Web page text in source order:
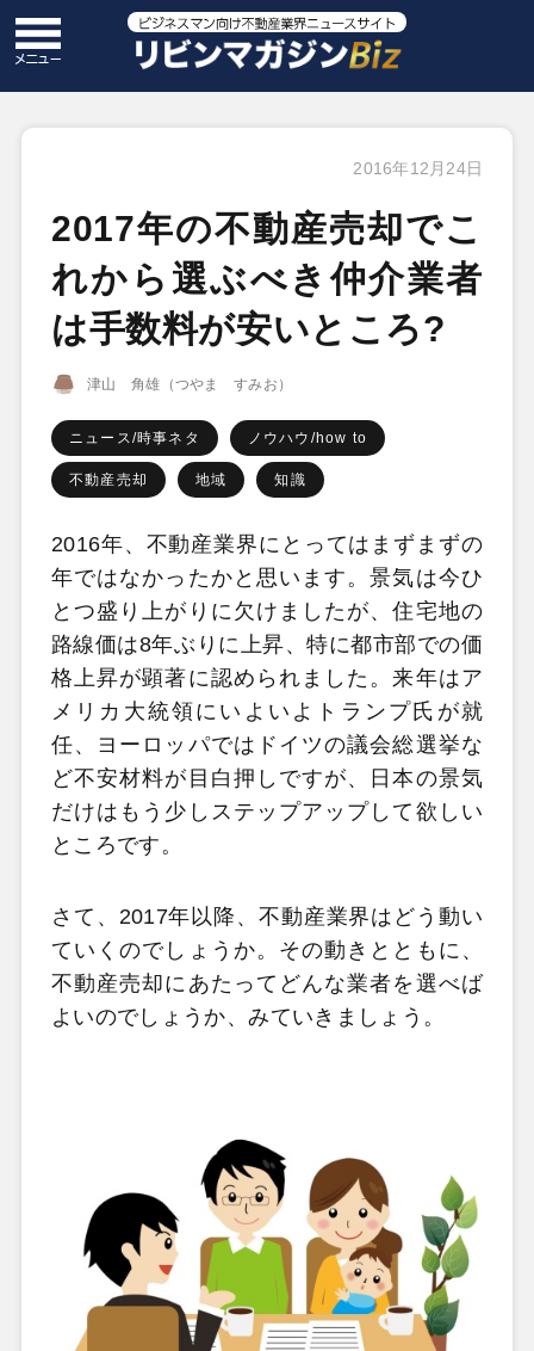
2016年12月24日
2017年の不動産売却でこ
れから選ぶべき仲介業者
は手数料が安いところ?
津山 角雄（つやま すみお）
ニュース/時事ネタ ノウハウ/how to
不動産売却 地域 知識
2016年、不動産業界にとってはまずまずの
年ではなかったかと思います。景気は今ひ
とつ盛り上がりに欠けましたが、住宅地の
路線価は8年ぶりに上昇、特に都市部での価
格上昇が顕著に認められました。来年はア
メリカ大統領にいよいよトランプ氏が就
任、ヨーロッパではドイツの議会総選挙な
ど不安材料が目白押しですが、日本の景気
だけはもう少しステップアップして欲しい
ところです。
さて、2017年以降、不動産業界はどう動い
ていくのでしょうか。その動きとともに、
不動産売却にあたってどんな業者を選べば
よいのでしょうか、みていきましょう。